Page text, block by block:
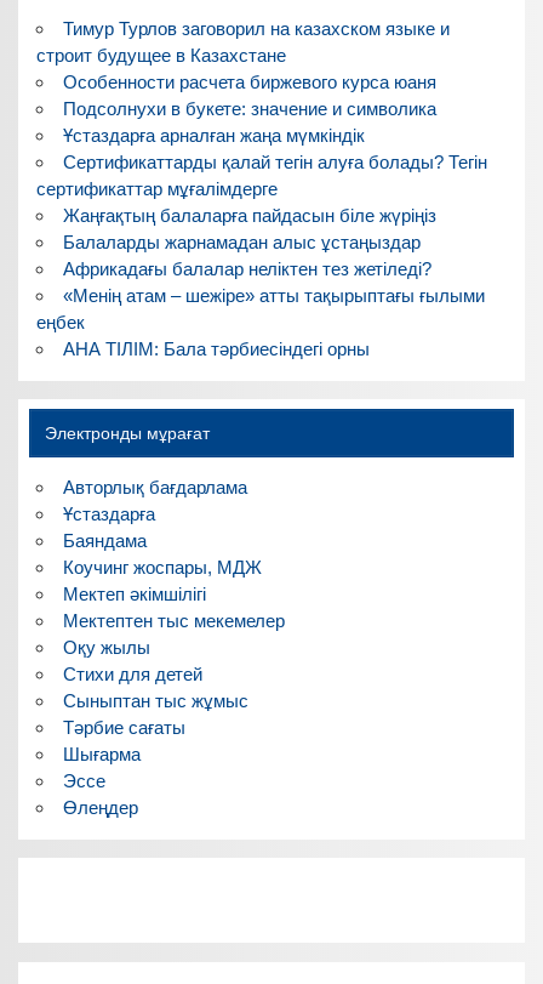
Тимур Турлов заговорил на казахском языке и
строит будущее в Казахстане
Особенности расчета биржевого курса юаня
Подсолнухи в букете: значение и символика
Ұстаздарға арналған жаңа мүмкіндік
Сертификаттарды қалай тегін алуға болады? Тегін
сертификаттар мұғалімдерге
Жаңғақтың балаларға пайдасын біле жүріңіз
Балаларды жарнамадан алыс ұстаңыздар
Африкадағы балалар неліктен тез жетіледі?
«Менің атам – шежіре» атты тақырыптағы ғылыми
еңбек
АНА ТІЛІМ: Бала тәрбиесіндегі орны
Электронды мұрағат
Авторлық бағдарлама
Ұстаздарға
Баяндама
Коучинг жоспары, МДЖ
Мектеп әкімшілігі
Мектептен тыс мекемелер
Оқу жылы
Стихи для детей
Сыныптан тыс жұмыс
Тәрбие сағаты
Шығарма
Эссе
Өлеңдер